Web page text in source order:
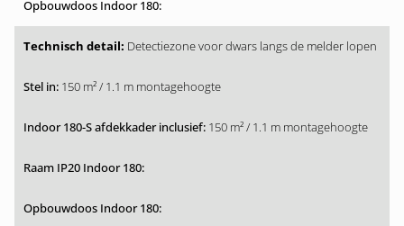
Detectiezone voor dwars langs de melder lopen
150 m² / 1.1 m montagehoogte
150 m² / 1.1 m montagehoogte